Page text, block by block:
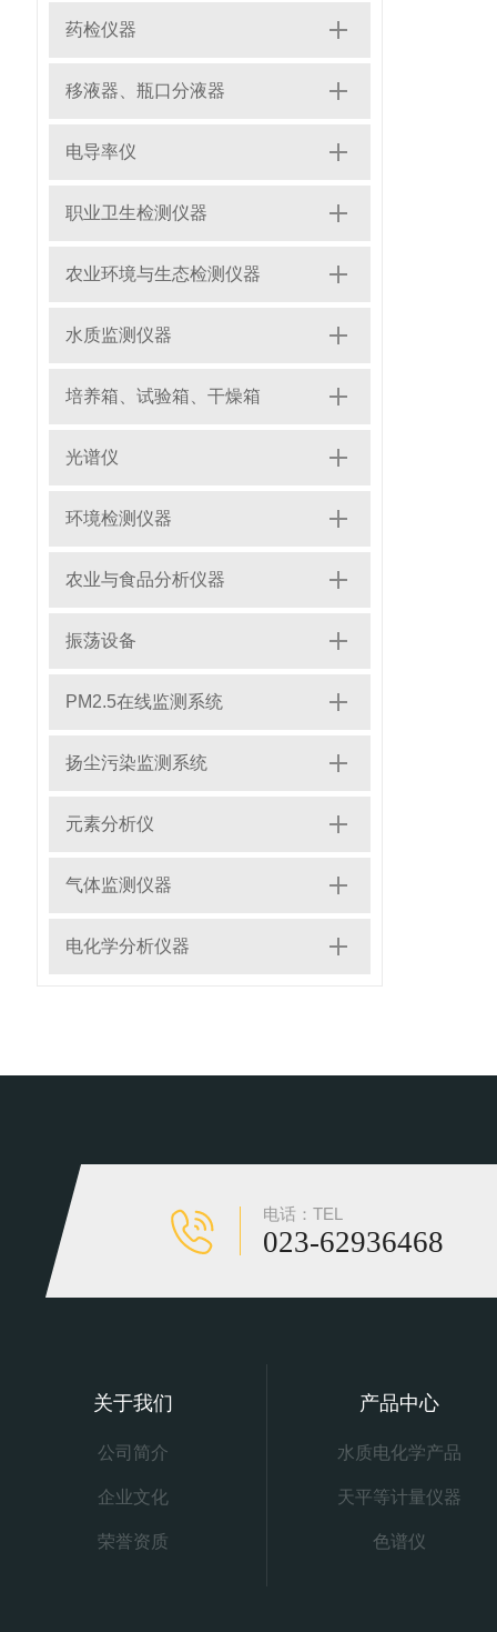
药检仪器
移液器、瓶口分液器
电导率仪
职业卫生检测仪器
农业环境与生态检测仪器
水质监测仪器
培养箱、试验箱、干燥箱
光谱仪
环境检测仪器
农业与食品分析仪器
振荡设备
PM2.5在线监测系统
扬尘污染监测系统
元素分析仪
气体监测仪器
电化学分析仪器
电话：TEL
023-62936468
关于我们
公司简介
企业文化
荣誉资质
产品中心
水质电化学产品
天平等计量仪器
色谱仪